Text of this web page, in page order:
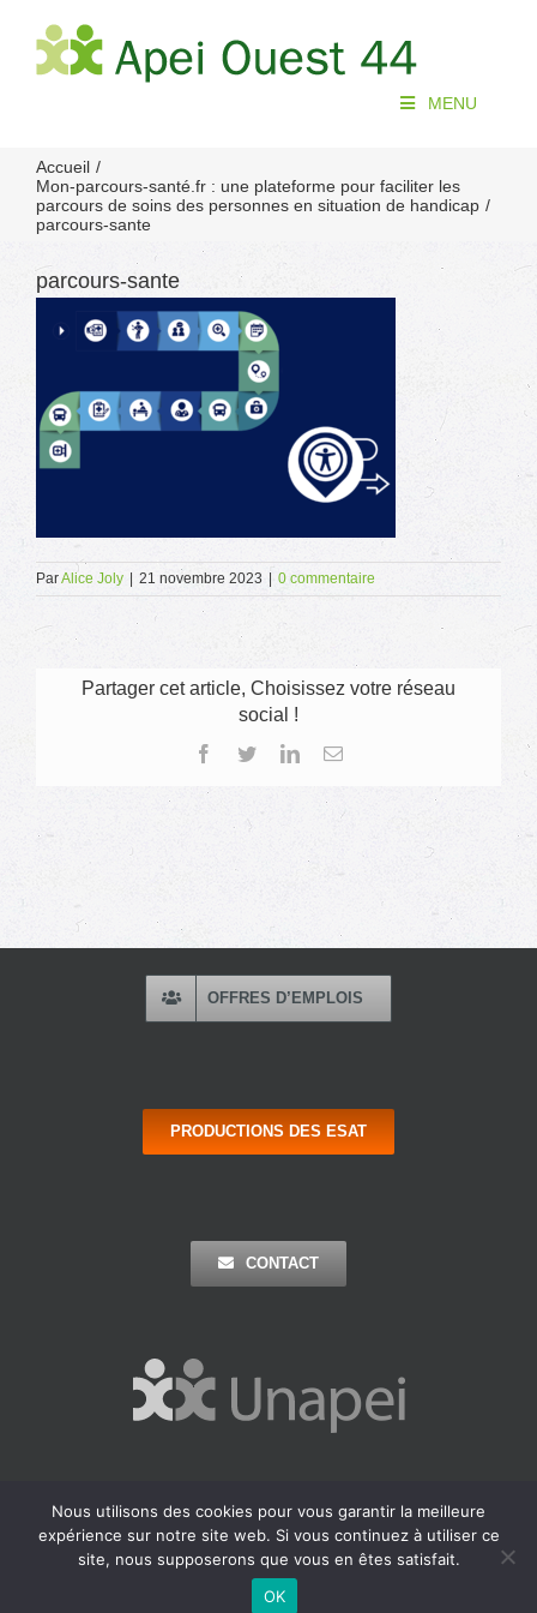
contenu
MENU
Accueil
Mon-parcours-santé.fr : une plateforme pour faciliter les
parcours de soins des personnes en situation de handicap
parcours-sante
parcours-sante
ParAlice Joly 21 novembre 2023 0 commentaire
Partager cet article, Choisissez votre réseau
social !
Facebook
TwitterLinkedInEmail
OFFRES D’EMPLOIS
PRODUCTIONS DES ESAT
CONTACT
Copyright 2016 Apei Ouest 44 | Tous Droits Réservés |Mentions
Légales| Réalisation : Agence Outremer
Facebook
Nous utilisons des cookies pour vous garantir la meilleure
expérience sur notre site web. Si vous continuez à utiliser ce
site, nous supposerons que vous en êtes satisfait.
OK